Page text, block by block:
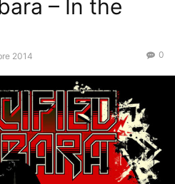
– In the
2014 0